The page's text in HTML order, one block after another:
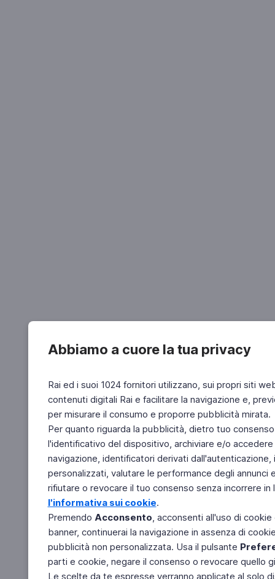
Abbiamo a cuore la tua privacy
Rai ed i suoi 1024 fornitori utilizzano, sui propri siti
contenuti digitali Rai e facilitare la navigazione e,
per misurare il consumo e proporre pubblicità mirata.
Per quanto riguarda la pubblicità, dietro tuo
l'identificativo del dispositivo, archiviare e/o
navigazione, identificatori derivati
personalizzati, valutare le performance degli
rifiutare o revocare il tuo consenso senza incorrere
l'informativa sui cookie.
Premendo Acconsento, acconsenti all'uso di
banner, continuerai la navigazione in assenza di
pubblicità non personalizzata. Usa il pulsante
parti e cookie, negare il consenso o revocare quello
Le scelte da te espresse verranno applicate al solo